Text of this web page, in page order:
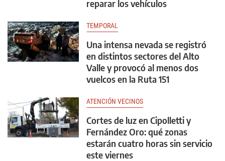
reparar los vehículos
TEMPORAL
Una intensa nevada se registró
en distintos sectores del Alto
Valle y provocó al menos dos
vuelcos en la Ruta 151
ATENCIÓN VECINOS
Cortes de luz en Cipolletti y
Fernández Oro: qué zonas
estarán cuatro horas sin servicio
este viernes